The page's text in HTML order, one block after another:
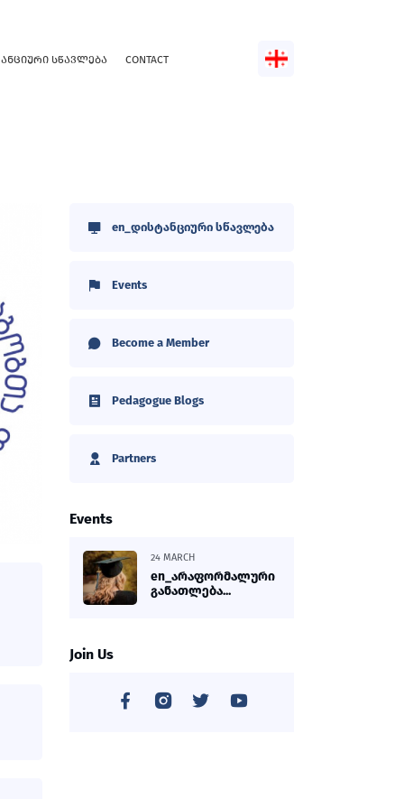
ᲡᲬᲐᲕᲚᲔᲑᲐ CONTACT
en_დისტანციური სწავლება
Events
Become a Member
Pedagogue Blogs
Partners
Events
24 MARCH
en_არაფორმალური
განათლება...
Join Us